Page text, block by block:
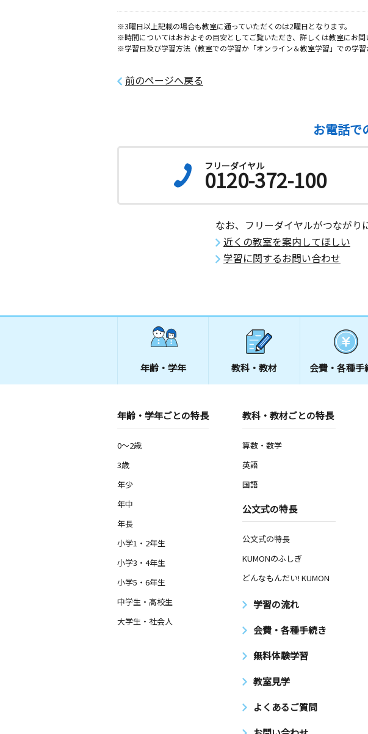
3歳～中学生
北海道士別市東六条１５丁目３１２９番地３８
月
0歳～中学生
北海道紋別市緑町４丁目１７－１８ イーフロン
ティアシステムズ２階
稚内港教室
水 木 金
日
1歳～高校生
北海道稚内市中央５－２－８ ２階
0歳～高校生
北海道紋別郡湧別町中湧別中町５６２ イワイ書
店様２Ｆ
※3曜日以上記載の場合も教室に通っていただくのは2曜日となります。
※時間についてはおおよその目安としてご覧いただき、詳しくは教室にお
※学習日及び学習方法（教室での学習か「オンライン＆教室学習」での学
前のページへ戻る
お電話で
フリーダイヤル
0120-372-100
なお、フリーダイヤルがつながり
近くの教室を案内してほしい
学習に関するお問い合わせ
年齢・学年 教科・教材 会費・ 各種手
年齢・学年ごとの特長
0～2歳
3歳
年少
年中
年長
小学1・2年生
小学3・4年生
小学5・6年生
中学生・高校生
大学生・社会人
教科・教材ごとの特長
算数・数学
英語
国語
公文式の特長
公文式の特長
KUMONのふしぎ
どんなもんだい! KUMON
学習の流れ
会費・各種手続き
無料体験学習
教室見学
よくあるご質問